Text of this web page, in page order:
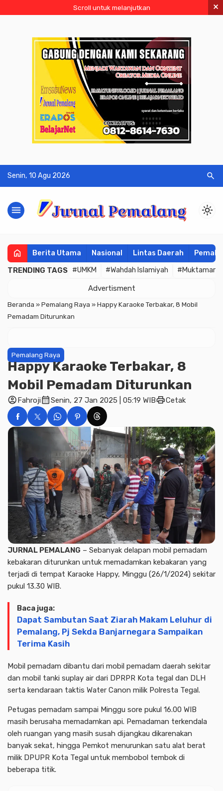
Scroll untuk melanjutkan ×
Senin, 10 Agu 2026 search
menu light_mode
home Berita Utama Nasional Lintas Daerah
TRENDING TAGS #UMKM #Wahdah Islamiyah #Muktamar
Advertisment
Beranda »Pemalang Raya »Happy Karaoke Terbakar, 8 Mobil
Pemadam Diturunkan
Pemalang Raya
Happy Karaoke Terbakar, 8
Mobil Pemadam Diturunkan
account_circleFahrojicalendar_monthSenin, 27 Jan 2025 | 05:19 WIBprintCetak
JURNAL PEMALANG – Sebanyak delapan mobil pemadam
kebakaran diturunkan untuk memadamkan kebakaran yang
terjadi di tempat Karaoke Happy, Minggu (26/1/2024) sekitar
pukul 13.30 WIB.
Baca juga:
Dapat Sambutan Saat Ziarah Makam Leluhur di
Pemalang, Pj Sekda Banjarnegara Sampaikan
Terima Kasih
Mobil pemadam dibantu dari mobil pemadam daerah sekitar
dan mobil tanki suplay air dari DPRPR Kota tegal dan DLH
serta kendaraan taktis Water Canon milik Polresta Tegal.
Petugas pemadam sampai Minggu sore pukul 16.00 WIB
masih berusaha memadamkan api. Pemadaman terkendala
oleh ruangan yang masih susah dijangkau dikarenakan
banyak sekat, hingga Pemkot menurunkan satu alat berat
milik DPUPR Kota Tegal untuk membobol tembok di
beberapa titik.